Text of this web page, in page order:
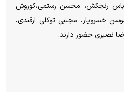
رنجکش، محسن رستمی،کوروش
خسرویار، مجتبی توکلی ازقندی،
نصیری حضور دارند.